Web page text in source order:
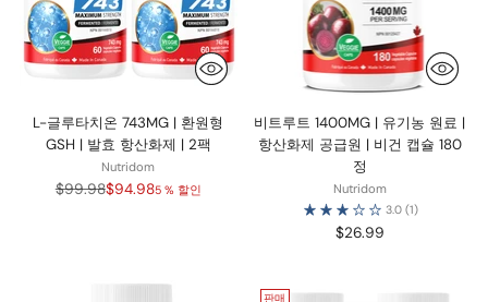
L-글루타치온 743MG | 환원형
GSH | 발효 항산화제 | 2팩
Nutridom
정
$99.98$94.985 % 할인
비트루트 1400MG | 유기농 원료 |
항산화제 공급원 | 비건 캡슐 180
정
Nutridom
3.0 (1)
$26.99
판매